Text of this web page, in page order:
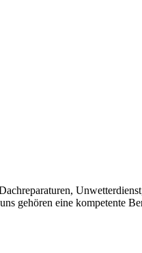
gehören eine kompetente